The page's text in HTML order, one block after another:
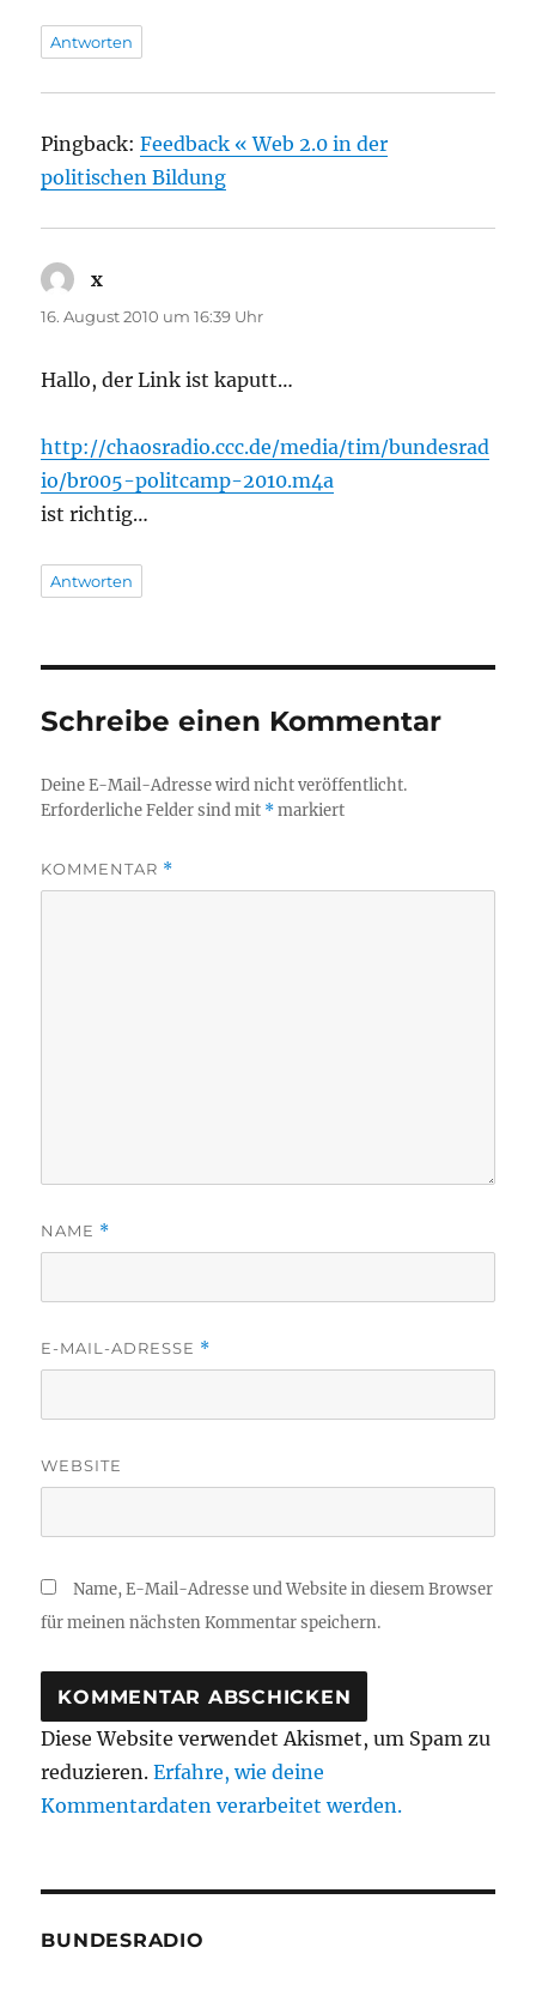
Antworten
Pingback:Feedback « Web 2.0 in der
politischen Bildung
x
16. August 2010 um 16:39 Uhr
Hallo, der Link ist kaputt…
http://chaosradio.ccc.de/media/tim/bundesrad
io/br005-politcamp-2010.m4a
ist richtig…
Antworten
Schreibe einen Kommentar
Deine E-Mail-Adresse wird nicht veröffentlicht.
Erforderliche Felder sind mit *markiert
KOMMENTAR *
NAME *
E-MAIL-ADRESSE *
WEBSITE
Name, E-Mail-Adresse und Website in diesem Browser
für meinen nächsten Kommentar speichern.
Diese Website verwendet Akismet, um Spam zu
reduzieren.Erfahre, wie deine
Kommentardaten verarbeitet werden.
BUNDESRADIO